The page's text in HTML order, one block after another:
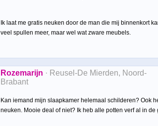
Ik laat me gratis neuken door de man die mij binnenkort
veel spullen meer, maar wel wat zware meubels.
Rozemarijn · Reusel-De Mierden, Noord-
Brabant
Kan iemand mijn slaapkamer helemaal schilderen? Ook
neuken. Mooie deal of niet? Ik heb alle potten verf al in de